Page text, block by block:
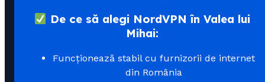
De ce să alegi NordVPN în Valea lui
Mihai:
Funcționează stabil cu furnizorii de internet
din România